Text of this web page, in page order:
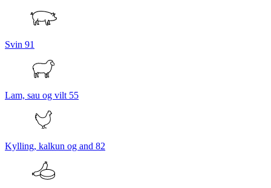
Svin 91
Lam, sau og vilt 55
Kylling, kalkun og and 82